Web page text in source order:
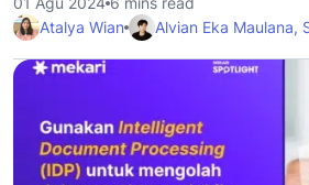
Atalya Wian
Alvian Eka Maulana,